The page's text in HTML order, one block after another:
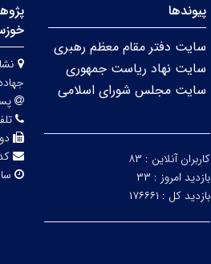
پیوندها
سایت دفتر مقام معظم رهبری
سایت نهاد ریاست جمهوری
سایت مجلس شورای اسلامی
کاربران آنلاین : ۸۳
بازدید امروز : ۳۳
بازدید کل : ۱۷۶۶۶۱